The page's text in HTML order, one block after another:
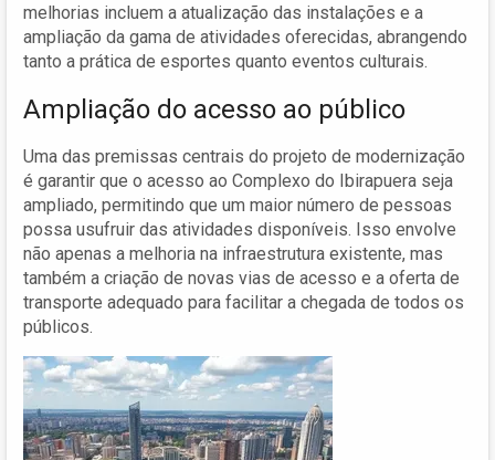
melhorias incluem a atualização das instalações e a
ampliação da gama de atividades oferecidas, abrangendo
tanto a prática de esportes quanto eventos culturais.
Ampliação do acesso ao público
Uma das premissas centrais do projeto de modernização
é garantir que o acesso ao Complexo do Ibirapuera seja
ampliado, permitindo que um maior número de pessoas
possa usufruir das atividades disponíveis. Isso envolve
não apenas a melhoria na infraestrutura existente, mas
também a criação de novas vias de acesso e a oferta de
transporte adequado para facilitar a chegada de todos os
públicos.